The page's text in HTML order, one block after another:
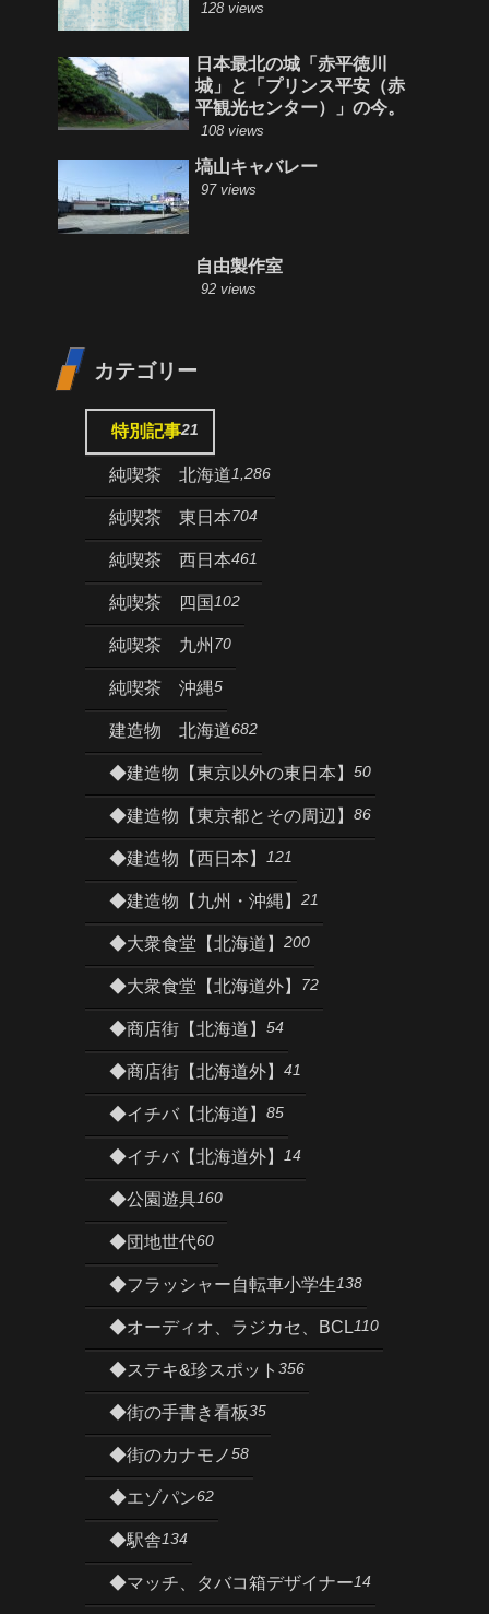
128 views
日本最北の城「赤平徳川
城」と「プリンス平安（赤
平観光センター）」の今。
108 views
塙山キャバレー
97 views
自由製作室
92 views
カテゴリー
特別記事21
純喫茶 北海道1,286
純喫茶 東日本704
純喫茶 西日本461
純喫茶 四国 102
純喫茶 九州 70
純喫茶 沖縄5
建造物 北海道682
◆建造物【東京以外の東日本】 50
◆建造物【東京都とその周辺】 86
◆建造物【西日本】 121
◆建造物【九州・沖縄】 21
◆大衆食堂【北海道】 200
◆大衆食堂【北海道外】 72
◆商店街【北海道】 54
◆商店街【北海道外】 41
◆イチバ【北海道】 85
◆イチバ【北海道外】 14
◆公園遊具160
◆団地世代60
◆フラッシャー自転車小学生138
◆オーディオ、ラジカセ、BCL110
◆ステキ&珍スポット 356
◆街の手書き看板35
◆街のカナモノ58
◆エゾパン62
◆駅舎134
◆マッチ、タバコ箱デザイナー14